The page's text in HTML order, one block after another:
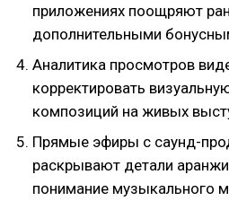
приложениях поощряют
дополнительными
Аналитика просмотров
корректировать
композиций на живых
Прямые эфиры с саунд-
раскрывают детали
понимание музыкального